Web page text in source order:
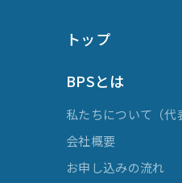
トップ
BPSとは
私たちについて（代
会社概要
お申し込みの流れ